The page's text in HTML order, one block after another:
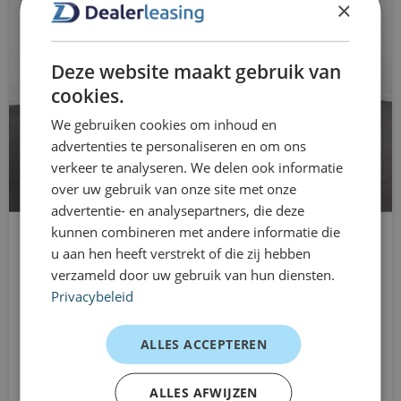
bijvoorbeeld bij projectwerk, vervangend vervoer of een
zonder langdurige verplichtingen en kunt je lease
eenvoudig aanpassen wanneer je situatie verandert. Zo
blijft mobiliteit overzichtelijk en flexibel geregeld.
Klantervaringen
Sales professional – dynamisch en representatief
“Prettig stuurgedrag en moderne uitstraling — ideaal
Fleetmanager – tijdelijke upgrade
“De stationwagon was snel beschikbaar en perfect voor
ons testproject.”
Particulier – weekendritten en dagelijks gebruik
“Ruim, comfortabel en verrassend sportief om te rijden.”
bumpers in carrosseriekleur
centrale airbag voor
centrale deurvergrendeling met
afstandsbediening
connected services
cruise control
DAB ontvanger
dakrails
Electrische Kofferbak
elektrische ramen achter
BMW 5 Serie
Stationwagon
€1599 /mnd excl. btw
×
Deze website maakt gebruik van
cookies.
We gebruiken cookies om inhoud en
advertenties te personaliseren en om ons
verkeer te analyseren. We delen ook informatie
over uw gebruik van onze site met onze
advertentie- en analysepartners, die deze
kunnen combineren met andere informatie die
u aan hen heeft verstrekt of die zij hebben
verzameld door uw gebruik van hun diensten.
Privacybeleid
ALLES ACCEPTEREN
ALLES AFWIJZEN